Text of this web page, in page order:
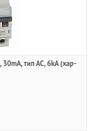
тип АC, 6kA (хар-